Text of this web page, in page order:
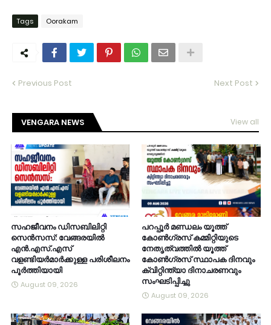
Tags Oorakam
Previous Post Next Post
VENGARA NEWS View all
സഹജീവനം ഡിസബിലിറ്റി
സെൻസസ്: വേങ്ങരയിൽ
എൻ.എസ്.എസ്
വളണ്ടിയർമാർക്കുള്ള പരിശീലനം
പൂർത്തിയായി
August 09, 2026
പറപ്പൂർ മണ്ഡലം യൂത്ത്
കോൺഗ്രസ് കമ്മിറ്റിയുടെ
നേതൃത്വത്തിൽ യൂത്ത്
കോൺഗ്രസ് സ്ഥാപക ദിനവും
ക്വിറ്റിന്ത്യാ ദിനാചരണവും
സംഘടിപ്പിച്ചു
August 09, 2026